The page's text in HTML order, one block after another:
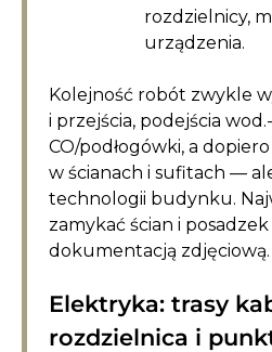
rozdzielnicy,
urządzenia.
Kolejność robót zwykle
i przejścia, podejścia
CO/podłogówki, a
w ścianach i sufitach —
technologii budynku.
zamykać ścian i
dokumentacją zdjęciową.
Elektryka: trasy
rozdzielnica i